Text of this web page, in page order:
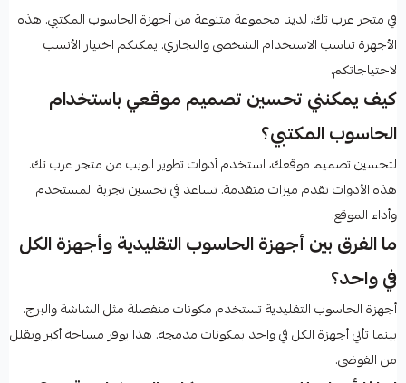
في متجر عرب تك، لدينا مجموعة متنوعة من أجهزة الحاسوب المكتبي. هذه
الأجهزة تناسب الاستخدام الشخصي والتجاري. يمكنكم اختيار الأنسب
لاحتياجاتكم.
كيف يمكنني تحسين تصميم موقعي باستخدام
الحاسوب المكتبي؟
لتحسين تصميم موقعك، استخدم أدوات تطوير الويب من متجر عرب تك.
هذه الأدوات تقدم ميزات متقدمة. تساعد في تحسين تجربة المستخدم
وأداء الموقع.
ما الفرق بين أجهزة الحاسوب التقليدية وأجهزة الكل
في واحد؟
أجهزة الحاسوب التقليدية تستخدم مكونات منفصلة مثل الشاشة والبرج.
بينما تأتي أجهزة الكل في واحد بمكونات مدمجة. هذا يوفر مساحة أكبر ويقلل
من الفوضى.